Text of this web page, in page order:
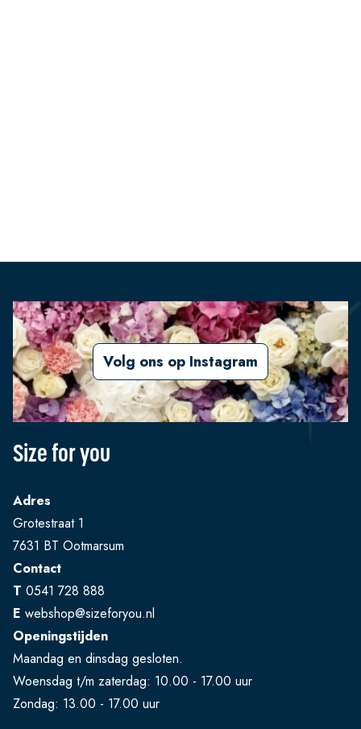
Volg ons op Instagram
Size for you
Adres
Grotestraat 1
7631 BT Ootmarsum
Contact
T 0541 728 888
E webshop@sizeforyou.nl
Openingstijden
Maandag en dinsdag gesloten.
Woensdag t/m zaterdag: 10.00 - 17.00 uur
Zondag: 13.00 - 17.00 uur